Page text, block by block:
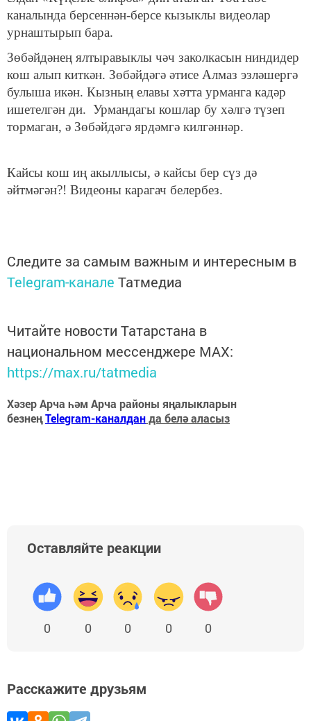
каналында берсеннән-берсе кызыклы видеолар
урнаштырып бара.
Зөбәйдәнең ялтыравыклы чәч заколкасын ниндидер
кош алып киткән. Зөбәйдәгә әтисе Алмаз эзләшергә
булыша икән. Кызның елавы хәтта урманга кадәр
ишетелгән ди. Урмандагы кошлар бу хәлгә түзеп
тормаган, ә Зөбәйдәгә ярдәмгә килгәннәр.
Кайсы кош иң акыллысы, ә кайсы бер сүз дә
әйтмәгән?! Видеоны карагач белербез.
Следите за самым важным и интересным в
Telegram-канале Татмедиа
Читайте новости Татарстана в
национальном мессенджере MАХ:
https://max.ru/tatmedia
Хәзер Арча һәм Арча районы яңалыкларын
безнеңTelegram-каналданда белә аласыз
Оставляйте реакции
0 0 0 0 0
Расскажите друзьям